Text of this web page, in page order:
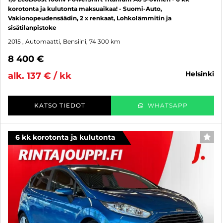
korotonta ja kulutonta maksuaikaa! - Suomi-Auto,
Vakionopeudensäädin, 2 x renkaat, Lohkolämmitin ja
sisätilanpistoke
2015 , Automaatti, Bensiini, 74 300 km
8 400 €
alk. 137 € / kk
helsinki
KATSO TIEDOT WHATSAPP
6 kk korotonta ja kulutonta